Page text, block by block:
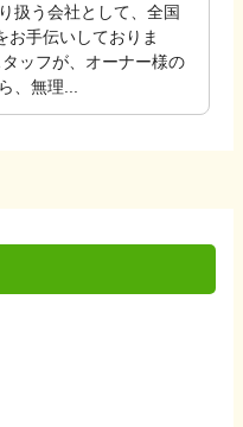
扱う会社として、全国
お手伝いしておりま
ッフが、オーナー様の
、無理...